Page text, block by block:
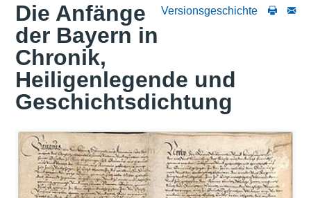
Versionsgeschichte
Die Anfänge
der Bayern in
Chronik,
Heiligenlegende und
Geschichtsdichtung